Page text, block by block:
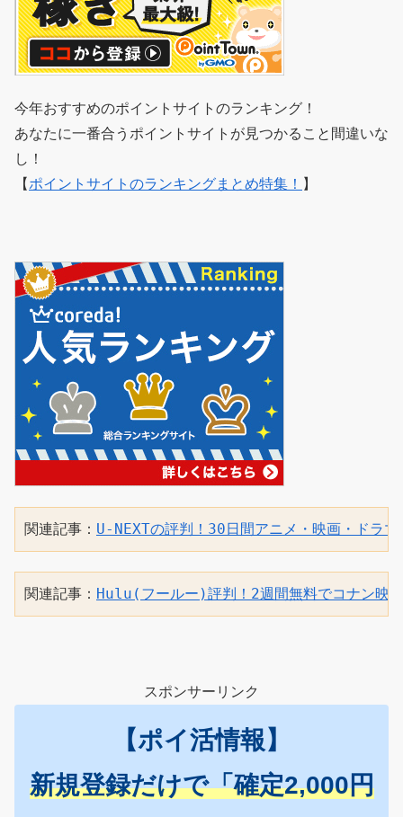
今年おすすめのポイントサイトのランキング！
あなたに一番合うポイントサイトが見つかること間違いな
し！
【 ポイントサイトのランキングまとめ特集！ 】
関連記事：
関連記事： Hulu(フールー)評判！2週間無料でコナン映
スポンサーリンク
【ポイ活情報】
新規登録だけで「確定2,000円